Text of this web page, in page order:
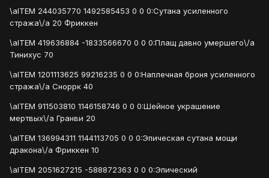
\aITEM 244035770 1492585453 0 0 0:Сутана усиленного
стража\/a 20 Фриккен
\aITEM 419636884 -1833566670 0 0 0:Плащ давно умершего\/a
Тинихус 70
\aITEM 1201113625 99216235 0 0 0:Наплечная броня усиленного
стража\/a Сноррк 40
\aITEM 911503810 1146158746 0 0 0:Шейное украшение
мертвых\/a Гранви 20
\aITEM 136994311 1144113705 0 0 0:Эпическая сутана мощи
дракона\/a Фриккен 10
\aITEM 2051627215 -588872363 0 0 0:Эпический